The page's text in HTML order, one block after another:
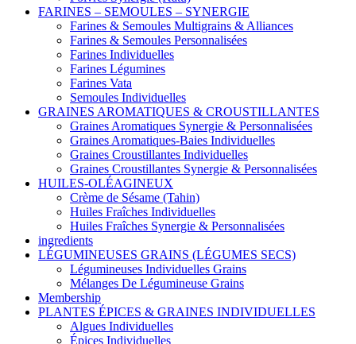
FARINES – SEMOULES – SYNERGIE
Farines & Semoules Multigrains & Alliances
Farines & Semoules Personnalisées
Farines Individuelles
Farines Légumines
Farines Vata
Semoules Individuelles
GRAINES AROMATIQUES & CROUSTILLANTES
Graines Aromatiques Synergie & Personnalisées
Graines Aromatiques-Baies Individuelles
Graines Croustillantes Individuelles
Graines Croustillantes Synergie & Personnalisées
HUILES-OLÉAGINEUX
Crème de Sésame (Tahin)
Huiles Fraîches Individuelles
Huiles Fraîches Synergie & Personnalisées
ingredients
LÉGUMINEUSES GRAINS (LÉGUMES SECS)
Légumineuses Individuelles Grains
Mélanges De Légumineuse Grains
Membership
PLANTES ÉPICES & GRAINES INDIVIDUELLES
Algues Individuelles
Épices Individuelles